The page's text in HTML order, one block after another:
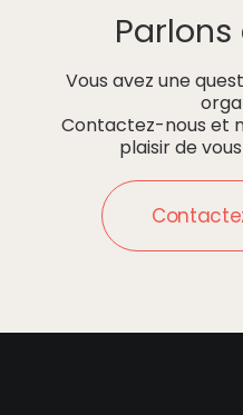
Vous avez une
Contactez-nous et
plaisir de